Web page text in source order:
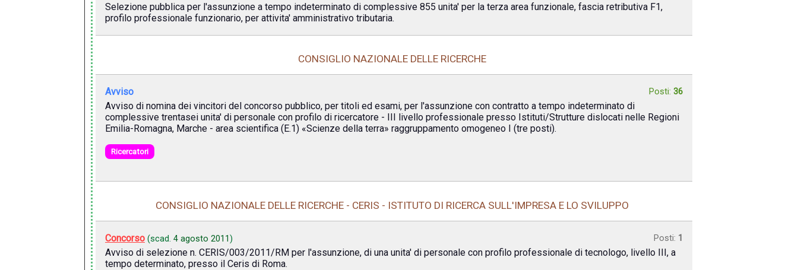
Selezione pubblica per l'assunzione a tempo indeterminato di complessive 855 unita' per la terza area funzionale, fascia retributiva F1,
profilo professionale funzionario, per attivita' amministrativo tributaria.
CONSIGLIO NAZIONALE DELLE RICERCHE
Avviso Posti: 36
Avviso di nomina dei vincitori del concorso pubblico, per titoli ed esami, per l'assunzione con contratto a tempo indeterminato di
complessive trentasei unita' di personale con profilo di ricercatore - III livello professionale presso Istituti/Strutture dislocati nelle Regioni
Emilia-Romagna, Marche - area scientifica (E.1) «Scienze della terra» raggruppamento omogeneo I (tre posti).
Ricercatori
CONSIGLIO NAZIONALE DELLE RICERCHE - CERIS - ISTITUTO DI RICERCA SULL'IMPRESA E LO SVILUPPO
Concorso (scad. 4 agosto 2011) Posti: 1
Avviso di selezione n. CERIS/003/2011/RM per l'assunzione, di una unita' di personale con profilo professionale di tecnologo, livello III, a
tempo determinato, presso il Ceris di Roma.